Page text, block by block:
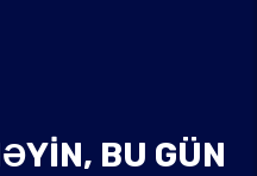
BU GÜN